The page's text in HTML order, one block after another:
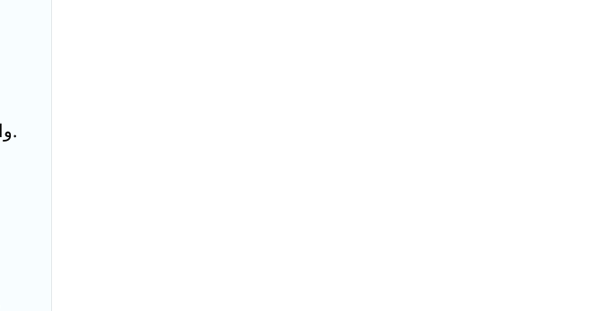
واي فاي مجاني متاح في غرف المرضى يمكن الجماه العامة من العامة.